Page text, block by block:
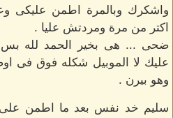
واشكرك وبالمرة اطمن عليكى
اكتر من مرة ومردتش عليا .
ضحى ... هى بخير الحمد لله بس
عليك لا الموبيل شكله فوق فى
وهو بيرن .
سليم خد نفس بعد ما اطمن على